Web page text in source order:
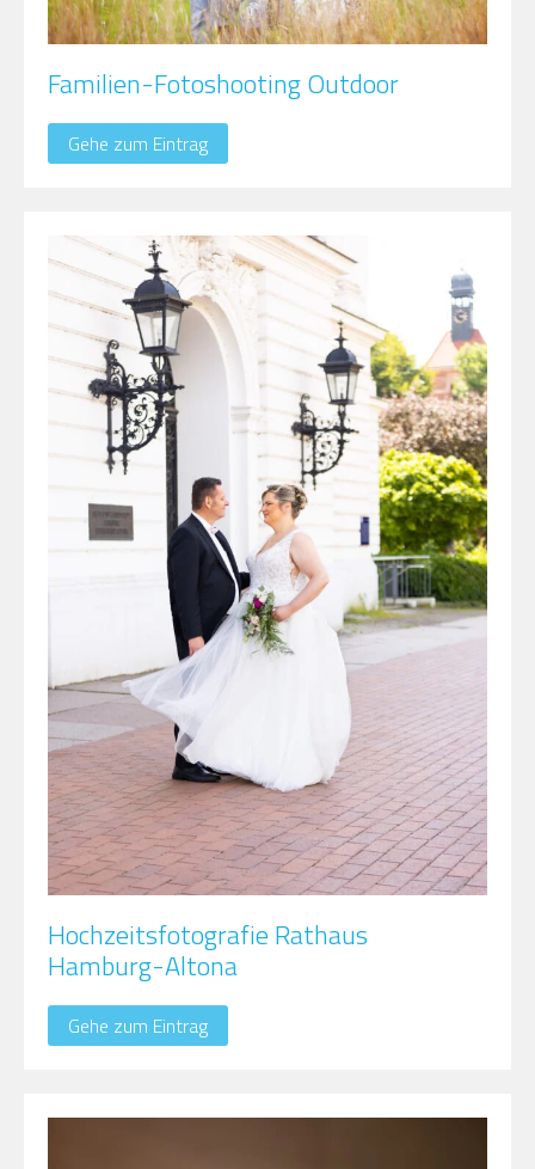
Familien-Fotoshooting Outdoor
Gehe zum Eintrag
Hochzeitsfotografie Rathaus
Hamburg-Altona
Gehe zum Eintrag